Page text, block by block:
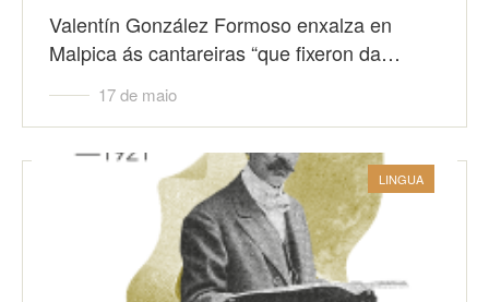
Valentín González Formoso enxalza en
Malpica ás cantareiras “que fixeron da…
17 de maio
LINGUA